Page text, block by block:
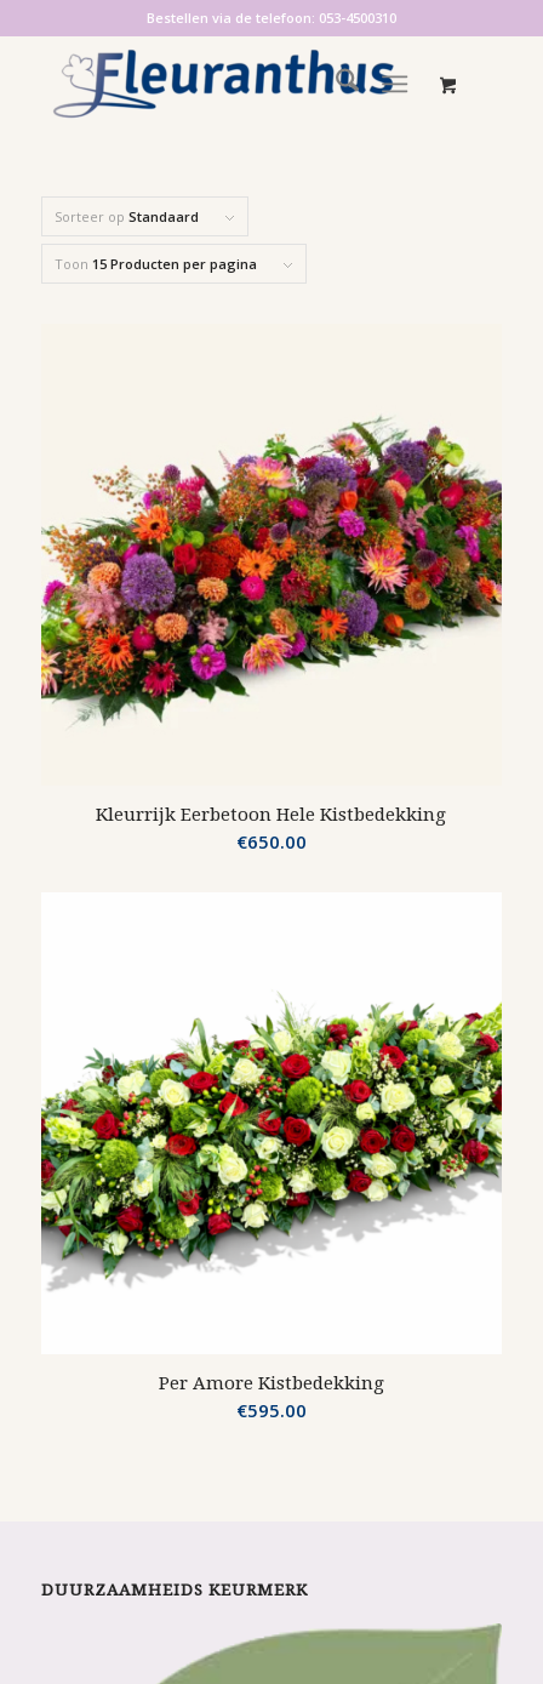
Bestellen via de telefoon: 053-4500310
Sorteer op Standaard
Toon 15 Producten per pagina
Kleurrijk Eerbetoon Hele Kistbedekking
€650.00
Per Amore Kistbedekking
€595.00
DUURZAAMHEIDS KEURMERK